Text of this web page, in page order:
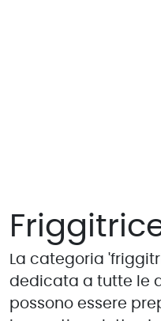
La categoria
dedicata a tutte le
possono essere